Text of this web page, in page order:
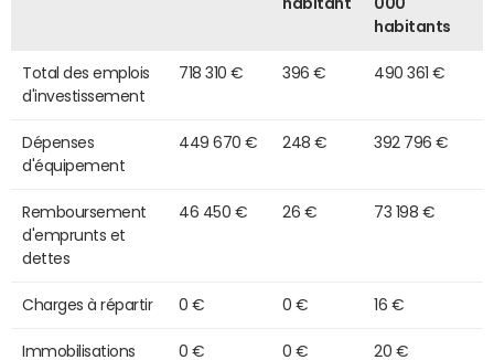
habitant
000
habitants
Total des emplois
d'investissement
718 310 € 396 € 490 361 €
Dépenses
d'équipement
449 670 € 248 € 392 796 €
Remboursement
d'emprunts et
dettes
46 450 € 26 € 73 198 €
Charges à répartir 0 € 0 € 16 €
Immobilisations
0 € 0 € 20 €